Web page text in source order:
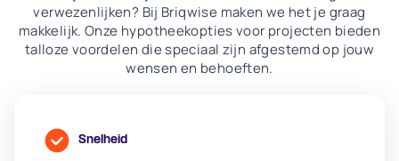
verwezenlijken? Bij Briqwise maken we het je graag
makkelijk. Onze hypotheekopties voor projecten bieden
talloze voordelen die speciaal zijn afgestemd op jouw
wensen en behoeften.
Snelheid